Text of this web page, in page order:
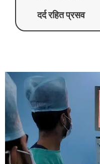
दर्द रहित प्रसव